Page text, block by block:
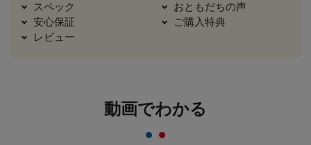
スペック
おともだちの声
安心保証
ご購入特典
レビュー
動画でわかる